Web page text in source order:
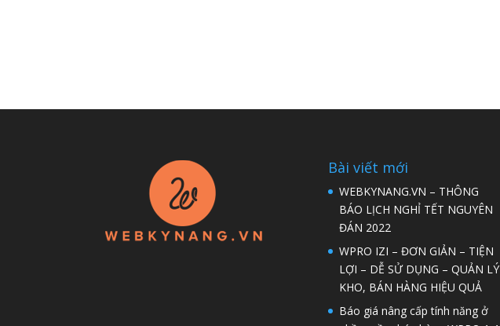
Bài viết mới
WEBKYNANG.VN – THÔNG
BÁO LỊCH NGHỈ TẾT NGUYÊN
ĐÁN 2022
WPRO IZI – ĐƠN GIẢN – TIỆN
LỢI – DỄ SỬ DỤNG – QUẢN LÝ
KHO, BÁN HÀNG HIỆU QUẢ
Báo giá nâng cấp tính năng ở